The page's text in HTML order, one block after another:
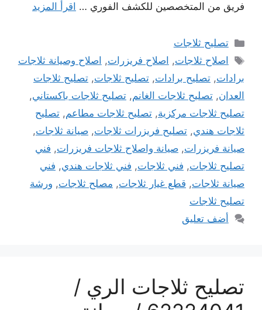
فريق من المتخصصين للكشف الفوري … اقرأ المزيد
التصنيفات
تصليح ثلاجات
الوسوم
اصلاح ثلاجات, اصلاح فريزرات, اصلاح وصيانة ثلاجات
برادات, تصليح برادات, تصليح ثلاجات, تصليح ثلاجات
العدان, تصليح ثلاجات الغانم, تصليح ثلاجات باكستاني,
تصليح ثلاجات مركزية, تصليح ثلاجات مطاعم, تصليح
ثلاجات هندي, تصليح فريزرات ثلاجات, صيانة ثلاجات,
صيانة فريزرات, صيانة واصلاح ثلاجات فريزرات, فني
تصليح ثلاجات, فني ثلاجات, فني ثلاجات هندي, فني
صيانة ثلاجات, قطع غيار ثلاجات, مصلح ثلاجات, ورشة
تصليح ثلاجات
أضف تعليق
تصليح ثلاجات الري /